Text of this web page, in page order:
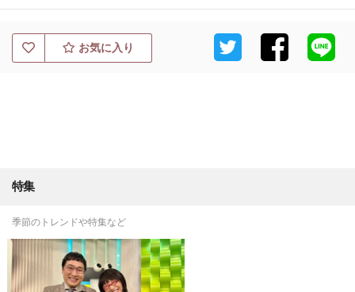
お気に入り
特集
季節のトレンドや特集など